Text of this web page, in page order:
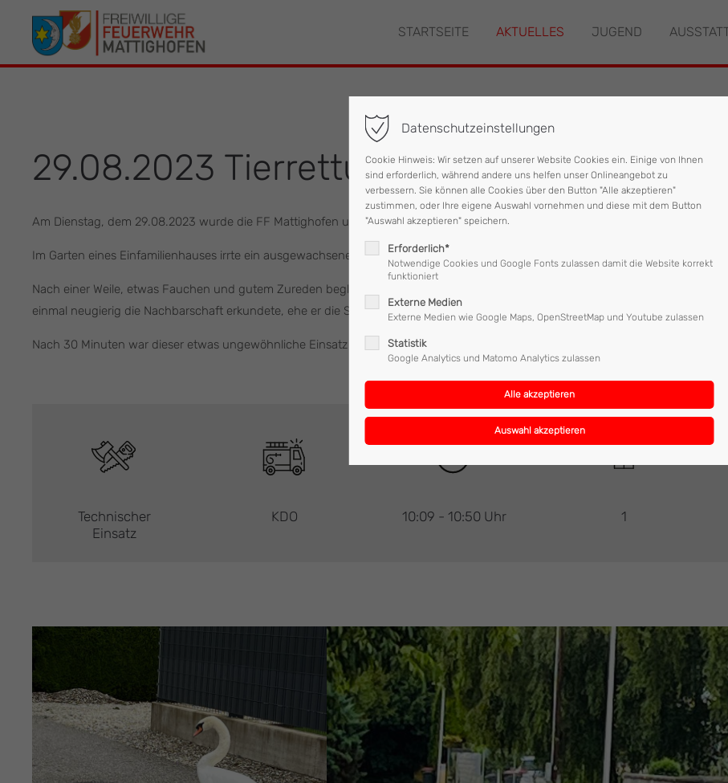
Der Eintrag "offcanvas-col1" existiert leider
nicht.
Der Eintrag "offcanvas-col2" existiert
Der Eintrag "offcanvas-col3"
STARTSEITE AKTUELLES JUGEND
29.08.2023 Tierrettung
Am Dienstag, dem 29.08.2023 wurde die FF Mattighofen um 10:09 Uhr per Telefon von der Landeswarnzentrale zu einer
Im Garten eines Einfamilienhauses irrte ein ausgewachsener Schwan herum und machte keine Anstalten, diesen wieder zu
Nach einer Weile, etwas Fauchen und gutem Zureden begleitete der Schwan schließlich doch freiwillig den Feuerwehrmann
einmal neugierig die Nachbarschaft erkundete, ehe er die Straße als Startbahn nutzte und das Weite suchte.
Nach 30 Minuten war dieser etwas ungewöhnliche Einsatz wieder beendet.
Technischer
Einsatz
KDO 10:09 - 10:50 Uhr 1
Datenschutzeinstellungen
Cookie Hinweis: Wir setzen auf unserer Website Cookies ein. Einige von Ihnen
sind erforderlich, während andere uns helfen unser Onlineangebot zu
verbessern. Sie können alle Cookies über den Button "Alle akzeptieren"
zustimmen, oder Ihre eigene Auswahl vornehmen und diese mit dem Button
"Auswahl akzeptieren" speichern.
Erforderlich*
Notwendige Cookies und Google Fonts zulassen damit die Website korrekt
funktioniert
Externe Medien
Externe Medien wie Google Maps, OpenStreetMap und Youtube zulassen
Statistik
Google Analytics und Matomo Analytics zulassen